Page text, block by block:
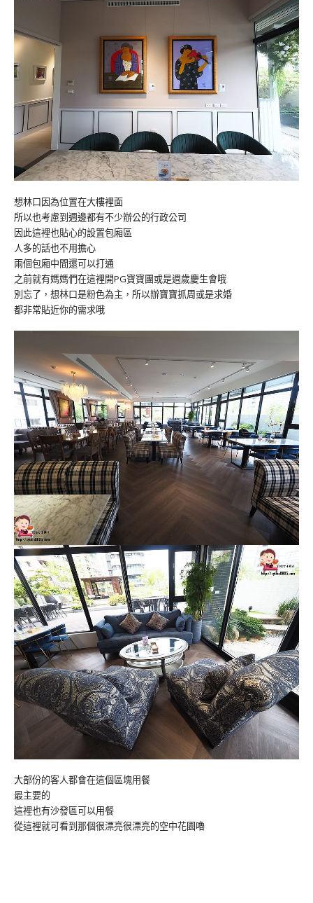
想林口因為位置在大樓裡面
所以也考慮到週邊都有不少辦公的行政公司
因此這裡也貼心的設置包廂區
人多的話也不用擔心
兩個包廂中間還可以打通
之前就有媽媽們在這裡開PG寶寶團或是週歲慶生會哦
別忘了，想林口是粉色為主，所以辦寶寶抓周或是求婚
都非常貼近你的需求哦
大部份的客人都會在這個區塊用餐
最主要的
這裡也有沙發區可以用餐
從這裡就可看到那個很漂亮很漂亮的空中花園嚕